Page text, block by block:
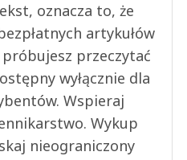
oznacza to, że
artykułów
przeczytać
wyłącznie dla
Wspieraj
Wykup
nieograniczony